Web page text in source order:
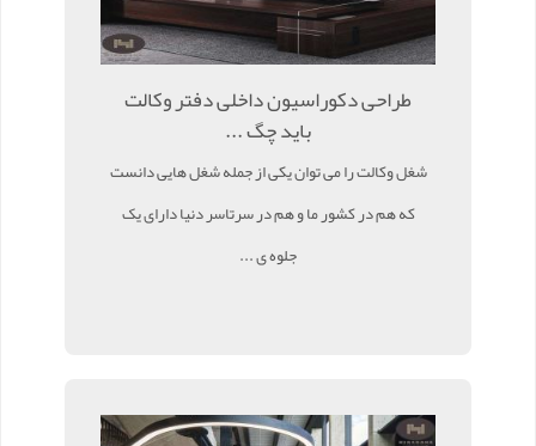
طراحی دکوراسیون داخلی دفتر وکالت
باید چگ ...
شغل وکالت را می توان یکی از جمله شغل هایی دانست
که هم در کشور ما و هم در سرتاسر دنیا دارای یک
جلوه ی ...